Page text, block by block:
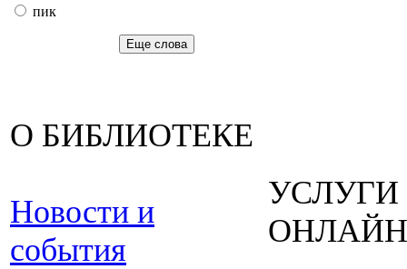
пик
Еще слова
О БИБЛИОТЕКЕ
Новости и
события
УСЛУГИ
ОНЛАЙН